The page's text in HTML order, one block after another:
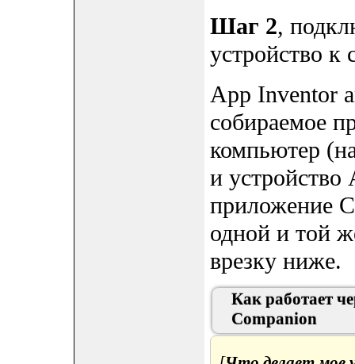
Шаг 2,
устройство к
App Inventor
собираемое
компьютер
и
приложение
одной и той
врезку ниже.
Как работает
Companion